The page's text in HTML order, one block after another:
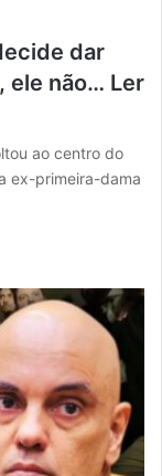
dar
ele não… Ler
ao centro do
ex-primeira-dama